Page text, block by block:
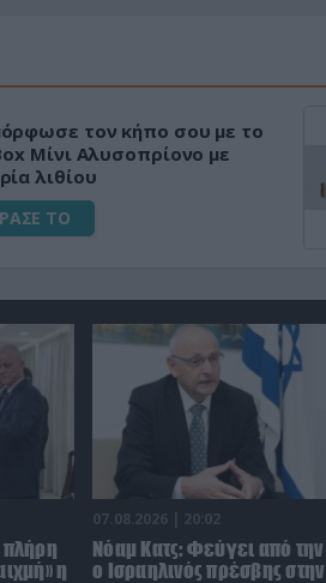
τον κήπο σου με το
Μίνι Αλυσοπρίονο με
λιθίου
ΤΟ
πλήρη
η
07.08.2026 | 20:02
Νόαμ Κατς: Φεύγει από
ο Ισραηλινός πρέσβης